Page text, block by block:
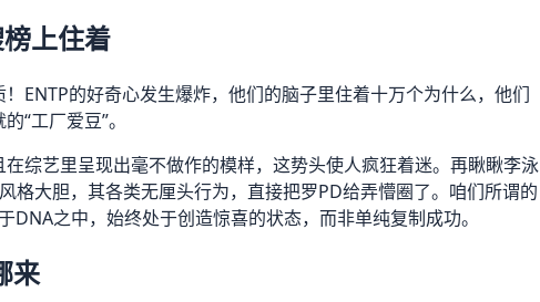
上住着
ENTP的好奇心发生爆炸，他们的脑子里住着十万个为什么，他们
“工厂爱豆”。
综艺里呈现出毫不做作的模样，这势头使人疯狂着迷。再瞅瞅李泳
格大胆，其各类无厘头行为，直接把罗PD给弄懵圈了。咱们所谓的
DNA之中，始终处于创造惊喜的状态，而非单纯复制成功。
来